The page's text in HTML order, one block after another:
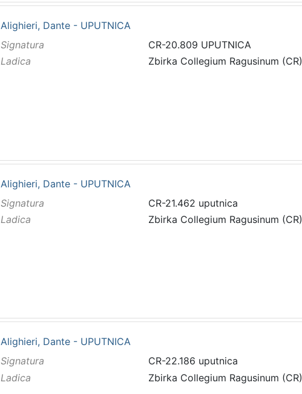
Alighieri, Dante - UPUTNICA
Signatura
CR-20.809 UPUTNICA
Ladica
Zbirka Collegium Ragusinum (CR)
Alighieri, Dante - UPUTNICA
Signatura
CR-21.462 uputnica
Ladica
Zbirka Collegium Ragusinum (CR)
Alighieri, Dante - UPUTNICA
Signatura
CR-22.186 uputnica
Ladica
Zbirka Collegium Ragusinum (CR)